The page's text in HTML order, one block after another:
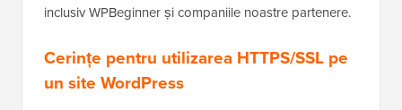
inclusiv WPBeginner și companiile noastre partenere.
Cerințe pentru utilizarea HTTPS/SSL pe
un site WordPress